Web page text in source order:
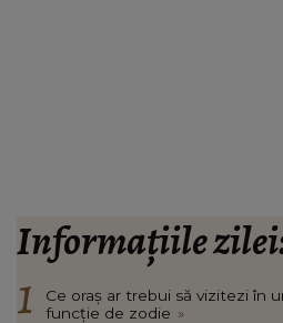
Informațiile
Ce oraș ar trebui să vizitezi în
funcție de zodie »